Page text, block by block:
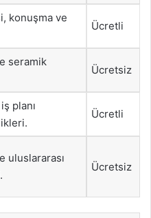
konuşma ve
Ücretli
seramik
Ücretsiz
planı
Ücretli
uluslararası
Ücretsiz